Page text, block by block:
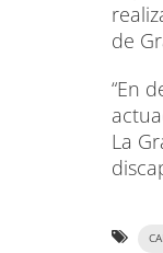
de
“En
La